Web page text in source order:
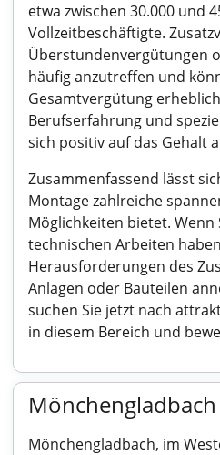
etwa zwischen 30.000 und
Vollzeitbeschäftigte.
Überstundenvergütungen
häufig anzutreffen und
Gesamtvergütung
Berufserfahrung und
sich positiv auf das Gehalt
Zusammenfassend lässt
Montage zahlreiche
Möglichkeiten bietet. Wenn
technischen Arbeiten
Herausforderungen des
Anlagen oder Bauteilen
suchen Sie jetzt nach
in diesem Bereich und
Mönchengladbach
Mönchengladbach, im